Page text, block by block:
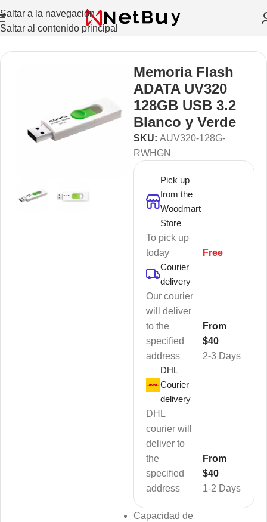
Saltar a la navegación
Saltar al contenido principal
Y Accesorios/Unidades de almacenamiento
Memoria Flash
ADATA UV320
128GB USB 3.2
Blanco y Verde
SKU: AUV320-128G-
RWHGN
Pick up
from the
Woodmart
Store
To pick up
today
Free
Courier
delivery
Our courier
will deliver
to the
specified
address
2-3 Days
From
$40
DHL
Courier
delivery
DHL
courier will
deliver to
the
specified
address
1-2 Days
From
$40
Capacidad de